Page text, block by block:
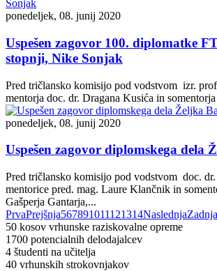
ponedeljek, 08. junij 2020
Uspešen zagovor 100. diplomatke
stopnji, Nike Sonjak
Pred tričlansko komisijo pod vodstvom izr.
mentorja doc. dr. Dragana Kusića in
ponedeljek, 08. junij 2020
Uspešen zagovor diplomskega dela
Pred tričlansko komisijo pod vodstvom doc.
mentorice pred. mag. Laure Klančnik in
Gašperja Gantarja,...
PrvaPrejšnja567891011121314NaslednjaZadnja
50 kosov vrhunske raziskovalne opreme
1700 potencialnih delodajalcev
4 študenti na učitelja
40 vrhunskih strokovnjakov